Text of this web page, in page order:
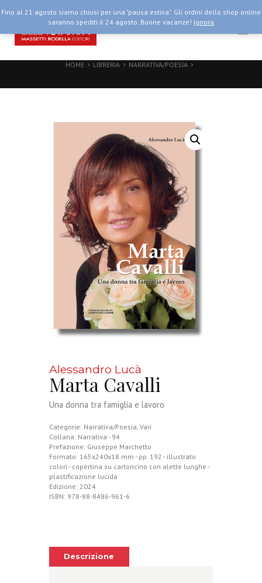
Fino al 21 agosto siamo chiusi per una "pausa estiva". Gli ordini dello shop online
saranno spediti il 24 agosto. Buone vacanze! Ignora
HOME LIBRERIA
NARRATIVA/POESIA
Alessandro Lucà
Marta Cavalli
Una donna tra famiglia e lavoro
Categorie: Narrativa/Poesia, Vari
Collana: Narrativa - 94
Prefazione: Giuseppe Marchetto
Formato: 165x240x18 mm - pp. 192 - illustrato
colori - copertina su cartoncino con alette lunghe -
plastificazione lucida
Edizione: 2024
ISBN: 978-88-8486-961-6
Descrizione